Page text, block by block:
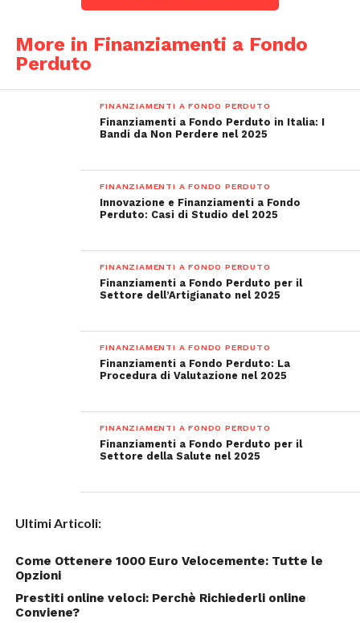
More in Finanziamenti a Fondo
Perduto
FINANZIAMENTI A FONDO PERDUTO
Finanziamenti a Fondo Perduto in Italia: I
Bandi da Non Perdere nel 2025
FINANZIAMENTI A FONDO PERDUTO
Innovazione e Finanziamenti a Fondo
Perduto: Casi di Studio del 2025
FINANZIAMENTI A FONDO PERDUTO
Finanziamenti a Fondo Perduto per il
Settore dell’Artigianato nel 2025
FINANZIAMENTI A FONDO PERDUTO
Finanziamenti a Fondo Perduto: La
Procedura di Valutazione nel 2025
FINANZIAMENTI A FONDO PERDUTO
Finanziamenti a Fondo Perduto per il
Settore della Salute nel 2025
Ultimi Articoli:
Come Ottenere 1000 Euro Velocemente: Tutte le
Opzioni
Prestiti online veloci: Perchè Richiederli online
Conviene?